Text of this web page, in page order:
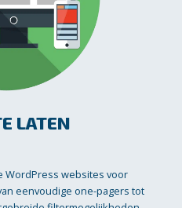
LATEN
WordPress websites voor
eenvoudige one-pagers tot